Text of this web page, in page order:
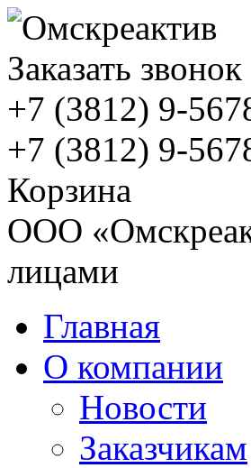
Заказать звонок
+7 (3812) 9-
+7 (3812) 9-
Корзина
ООО
лицами
Главная
О компании
Новости
Заказчикам